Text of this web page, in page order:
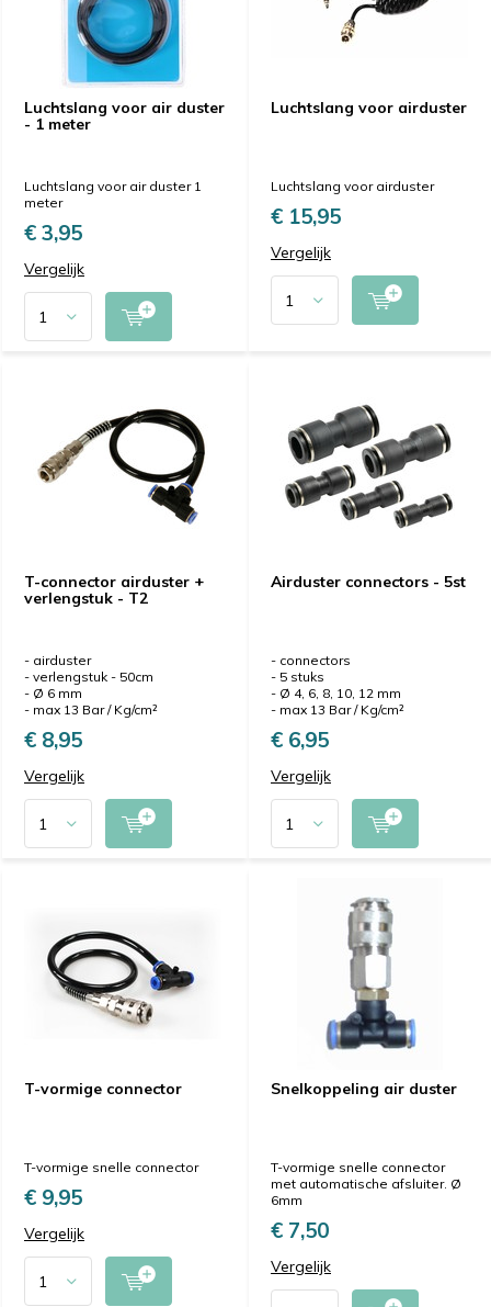
Luchtslang voor air duster
- 1 meter
Luchtslang voor air duster 1
meter
€ 3,95
Vergelijk
Luchtslang voor airduster
Luchtslang voor airduster
€ 15,95
Vergelijk
T-connector airduster +
verlengstuk - T2
- airduster
- verlengstuk - 50cm
- Ø 6 mm
- max 13 Bar / Kg/cm²
€ 8,95
Vergelijk
Airduster connectors - 5st
- connectors
- 5 stuks
- Ø 4, 6, 8, 10, 12 mm
- max 13 Bar / Kg/cm²
€ 6,95
Vergelijk
T-vormige connector
T-vormige snelle connector
€ 9,95
Vergelijk
Snelkoppeling air duster
T-vormige snelle connector
met automatische afsluiter. Ø
6mm
€ 7,50
Vergelijk